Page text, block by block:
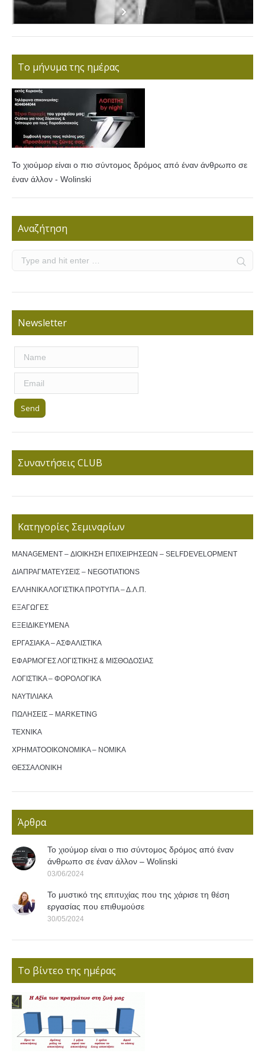
Το μήνυμα της ημέρας
Το χιούμορ είναι ο πιο σύντομος δρόμος από έναν άνθρωπο σε
έναν άλλον - Wolinski
Αναζήτηση
Newsletter
Συναντήσεις CLUB
Κατηγορίες Σεμιναρίων
MANAGEMENT – ΔΙΟΙΚΗΣΗ ΕΠΙΧΕΙΡΗΣΕΩΝ – SELFDEVELOPMENT
ΔΙΑΠΡΑΓΜΑΤΕΥΣΕΙΣ – NEGOTIATIONS
ΕΛΛΗΝΙΚΑ ΛΟΓΙΣΤΙΚΑ ΠΡΟΤΥΠΑ – Δ.Λ.Π.
ΕΞΑΓΩΓΕΣ
ΕΞΕΙΔΙΚΕΥΜΕΝΑ
ΕΡΓΑΣΙΑΚΑ – ΑΣΦΑΛΙΣΤΙΚΑ
ΕΦΑΡΜΟΓΕΣ ΛΟΓΙΣΤΙΚΗΣ & ΜΙΣΘΟΔΟΣΙΑΣ
ΛΟΓΙΣΤΙΚΑ – ΦΟΡΟΛΟΓΙΚΑ
ΝΑΥΤΙΛΙΑΚΑ
ΠΩΛΗΣΕΙΣ – MARKETING
ΤΕΧΝΙΚΑ
ΧΡΗΜΑΤΟΟΙΚΟΝΟΜΙΚΑ – ΝΟΜΙΚΑ
ΘΕΣΣΑΛΟΝΙΚΗ
Άρθρα
Το χιούμορ είναι ο πιο σύντομος δρόμος από έναν
άνθρωπο σε έναν άλλον – Wolinski
03/06/2024
Το μυστικό της επιτυχίας που της χάρισε τη θέση
εργασίας που επιθυμούσε
30/05/2024
Το βίντεο της ημέρας